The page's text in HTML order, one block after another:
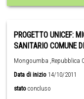
PROGETTO UNICEF:
SANITARIO COMUNE
Mongoumba ,Repubblica
Data di inizio 14/10/2011
stato concluso